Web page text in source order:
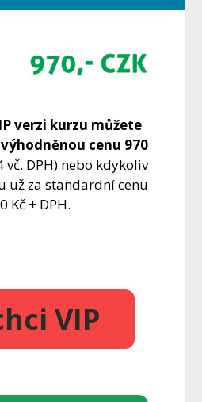
verzi kurzu můžete
cenu 970
vč. DPH) nebo kdykoliv
už za standardní cenu
Kč + DPH.
VIP